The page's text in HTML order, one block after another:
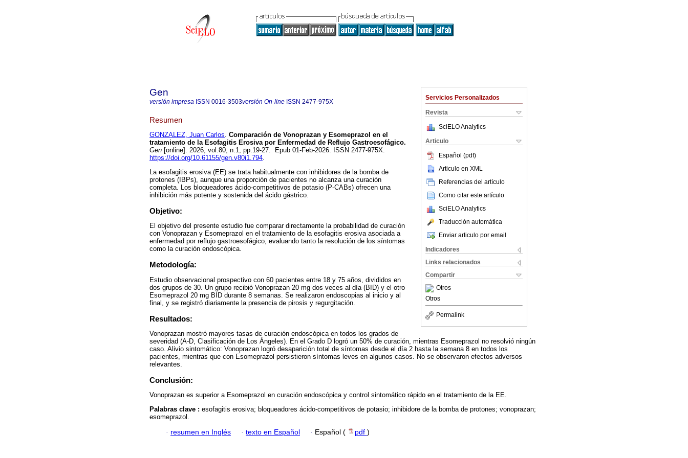
Servicios Personalizados
Revista
SciELO Analytics
Articulo
Español (pdf)
Articulo en XML
Referencias del artículo
Como citar este artículo
SciELO Analytics
Traducción automática
Enviar articulo por email
Indicadores
Links relacionados
Compartir
Otros
Otros
Permalink
Gen
versión impresa ISSN 0016-3503versión On-line ISSN 2477-975X
Resumen
GONZALEZ, Juan Carlos. Comparación de Vonoprazan y Esomeprazol en el
tratamiento de la Esofagitis Erosiva por Enfermedad de Reflujo Gastroesofágico.
Gen [online]. 2026, vol.80, n.1, pp.19-27. Epub 01-Feb-2026. ISSN 2477-975X.
https://doi.org/10.61155/gen.v80i1.794.
La esofagitis erosiva (EE) se trata habitualmente con inhibidores de la bomba de
protones (IBPs), aunque una proporción de pacientes no alcanza una curación
completa. Los bloqueadores ácido-competitivos de potasio (P-CABs) ofrecen una
inhibición más potente y sostenida del ácido gástrico.
Objetivo:
El objetivo del presente estudio fue comparar directamente la probabilidad de curación
con Vonoprazan y Esomeprazol en el tratamiento de la esofagitis erosiva asociada a
enfermedad por reflujo gastroesofágico, evaluando tanto la resolución de los síntomas
como la curación endoscópica.
Metodología:
Estudio observacional prospectivo con 60 pacientes entre 18 y 75 años, divididos en
dos grupos de 30. Un grupo recibió Vonoprazan 20 mg dos veces al día (BID) y el otro
Esomeprazol 20 mg BID durante 8 semanas. Se realizaron endoscopias al inicio y al
final, y se registró diariamente la presencia de pirosis y regurgitación.
Resultados:
Vonoprazan mostró mayores tasas de curación endoscópica en todos los grados de
severidad (A-D, Clasificación de Los Ángeles). En el Grado D logró un 50% de curación, mientras Esomeprazol no resolvió ningún
caso. Alivio sintomático: Vonoprazan logró desaparición total de síntomas desde el día 2 hasta la semana 8 en todos los
pacientes, mientras que con Esomeprazol persistieron síntomas leves en algunos casos. No se observaron efectos adversos
relevantes.
Conclusión:
Vonoprazan es superior a Esomeprazol en curación endoscópica y control sintomático rápido en el tratamiento de la EE.
Palabras clave : esofagitis erosiva; bloqueadores ácido-competitivos de potasio; inhibidore de la bomba de protones; vonoprazan;
esomeprazol.
· resumen en Inglés · texto en Español · Español ( pdf )